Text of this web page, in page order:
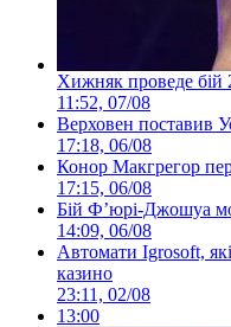
Хижняк проведе бій
11:52, 07/08
Верховен поставив
17:18, 06/08
Конор Макгрегор
17:15, 06/08
Бій Ф’юрі-Джошуа
14:09, 06/08
Автомати Igrosoft,
казино
23:11, 02/08
13:00